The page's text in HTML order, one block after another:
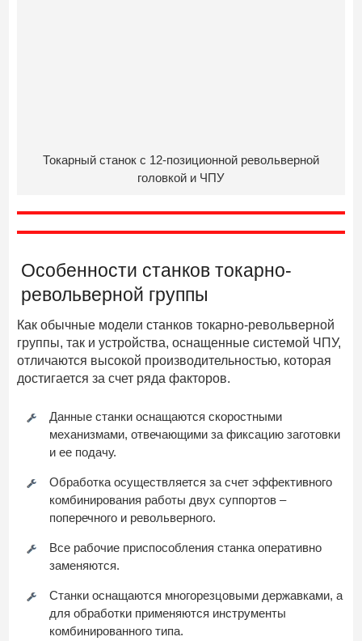
Токарный станок с 12-позиционной револьверной
головкой и ЧПУ
Особенности станков токарно-
револьверной группы
Как обычные модели станков токарно-револьверной
группы, так и устройства, оснащенные системой ЧПУ,
отличаются высокой производительностью, которая
достигается за счет ряда факторов.
Данные станки оснащаются скоростными
механизмами, отвечающими за фиксацию заготовки
и ее подачу.
Обработка осуществляется за счет эффективного
комбинирования работы двух суппортов –
поперечного и револьверного.
Все рабочие приспособления станка оперативно
заменяются.
Станки оснащаются многорезцовыми державками, а
для обработки применяются инструменты
комбинированного типа.